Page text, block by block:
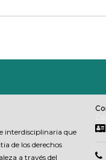
interdisciplinaria que
de los derechos
a través del